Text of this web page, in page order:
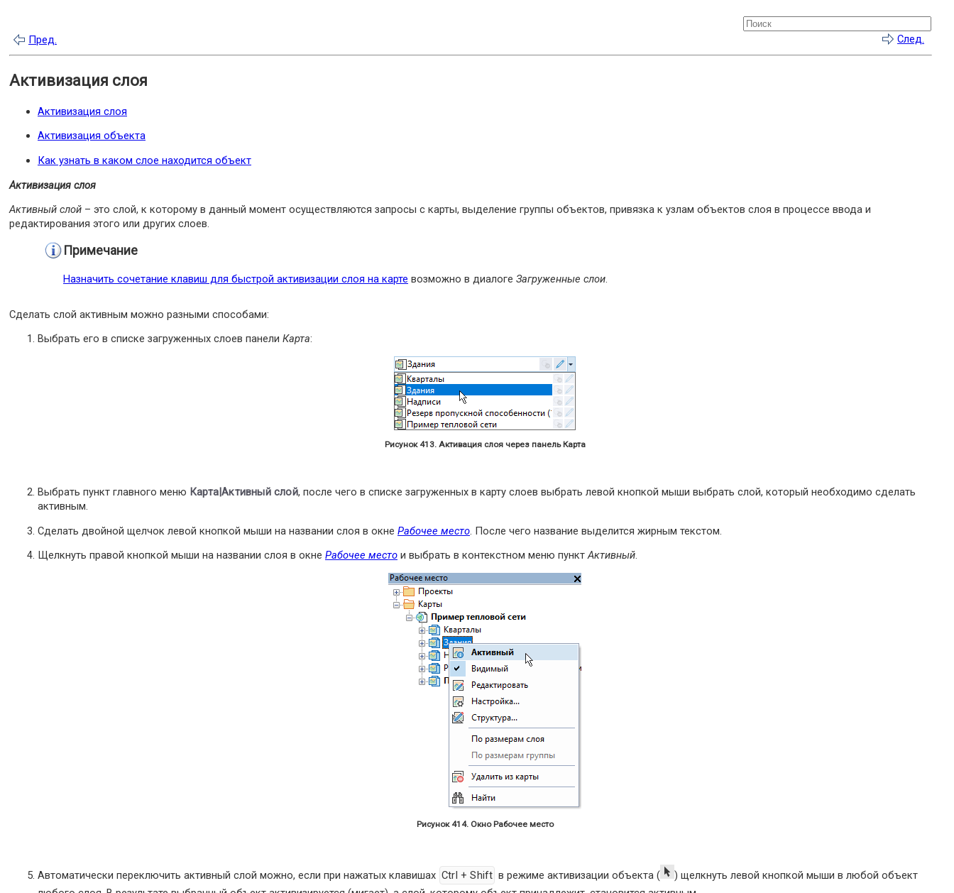
Пред. След.
Активизация слоя
Активизация слоя
Активизация объекта
Как узнать в каком слое находится объект
Активизация слоя
Активный слой – это слой, к которому в данный момент осуществляются запросы с карты, выделение группы объектов, привязка к узлам объектов слоя в процессе ввода и
редактирования этого или других слоев.
Примечание
Назначить сочетание клавиш для быстрой активизации слоя на карте возможно в диалоге Загруженные слои.
Сделать слой активным можно разными способами:
Выбрать его в списке загруженных слоев панели Карта:
Рисунок 413. Активация слоя через панель Карта
Выбрать пункт главного меню Карта|Активный слой, после чего в списке загруженных в карту слоев выбрать левой кнопкой мыши выбрать слой, который необходимо сделать
активным.
Сделать двойной щелчок левой кнопкой мыши на названии слоя в окне Рабочее место. После чего название выделится жирным текстом.
Щелкнуть правой кнопкой мыши на названии слоя в окне Рабочее место и выбрать в контекстном меню пунктАктивный.
Рисунок 414. Окно Рабочее место
Автоматически переключить активный слой можно, если при нажатых клавишах Ctrl + Shift в режиме активизации объекта (
) щелкнуть левой кнопкой мыши в любой объект